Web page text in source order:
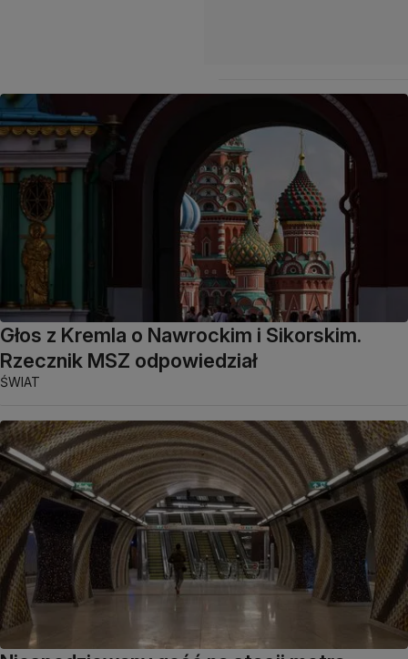
Głos z Kremla o Nawrockim i Sikorskim.
Rzecznik MSZ odpowiedział
ŚWIAT